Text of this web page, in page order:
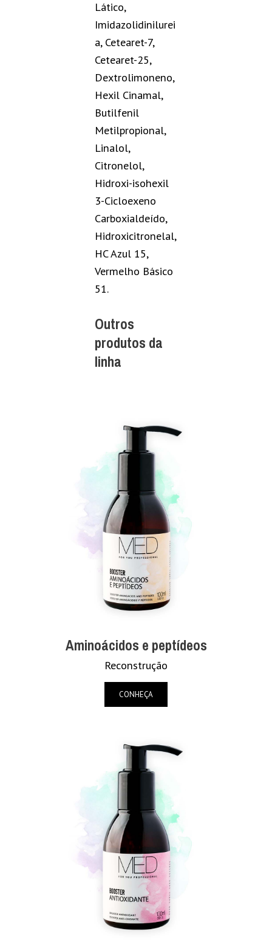
Lático,
Imidazolidinilurei
a, Cetearet-7,
Cetearet-25,
Dextrolimoneno,
Hexil Cinamal,
Butilfenil
Metilpropional,
Linalol,
Citronelol,
Hidroxi-isohexil
3-Cicloexeno
Carboxialdeído,
Hidroxicitronelal,
HC Azul 15,
Vermelho Básico
51.
Outros
produtos da
linha
Aminoácidos e peptídeos
Reconstrução
CONHEÇA